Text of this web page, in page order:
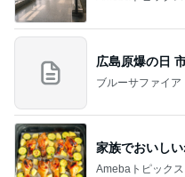
広島原爆の日
ブルーサファイア
家族でおいし
Amebaトピックス